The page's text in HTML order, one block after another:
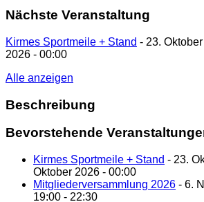
Nächste Veranstaltung
Kirmes Sportmeile + Stand - 23.
2026 - 00:00
Alle anzeigen
Beschreibung
Bevorstehende
Kirmes Sportmeile + Stand - 23.
Oktober 2026 - 00:00
Mitgliederversammlung 2026 - 6.
19:00 - 22:30